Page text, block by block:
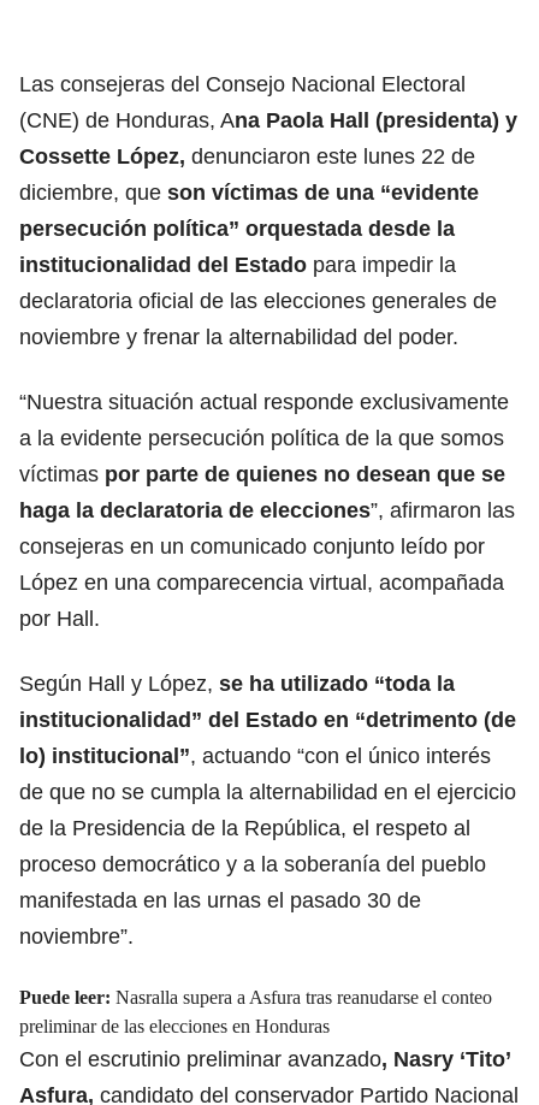
Las consejeras del Consejo Nacional Electoral
(CNE) de Honduras, Ana Paola Hall (presidenta) y
Cossette López, denunciaron este lunes 22 de
diciembre, que son víctimas de una “evidente
persecución política” orquestada desde la
institucionalidad del Estado para impedir la
declaratoria oficial de las elecciones generales de
noviembre y frenar la alternabilidad del poder.
“Nuestra situación actual responde exclusivamente
a la evidente persecución política de la que somos
víctimas por parte de quienes no desean que se
haga la declaratoria de elecciones”, afirmaron las
consejeras en un comunicado conjunto leído por
López en una comparecencia virtual, acompañada
por Hall.
Según Hall y López, se ha utilizado “toda la
institucionalidad” del Estado en “detrimento (de
lo) institucional”, actuando “con el único interés
de que no se cumpla la alternabilidad en el ejercicio
de la Presidencia de la República, el respeto al
proceso democrático y a la soberanía del pueblo
manifestada en las urnas el pasado 30 de
noviembre”.
Puede leer: Nasralla supera a Asfura tras reanudarse el conteo
preliminar de las elecciones en Honduras
Con el escrutinio preliminar avanzado, Nasry ‘Tito’
Asfura, candidato del conservador Partido Nacional